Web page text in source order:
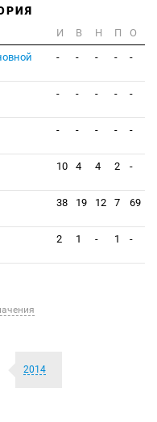
И В Н П
О
- - - - -
- - - - -
- - - - -
10 4 4 2 -
38 19 12 7 69
2 1 - 1 -
2014